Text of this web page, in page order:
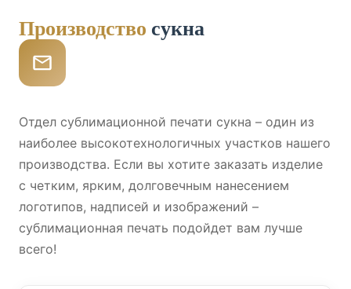
Производство сукна
Отдел сублимационной печати сукна – один из
наиболее высокотехнологичных участков нашего
производства. Если вы хотите заказать изделие
с четким, ярким, долговечным нанесением
логотипов, надписей и изображений –
сублимационная печать подойдет вам лучше
всего!